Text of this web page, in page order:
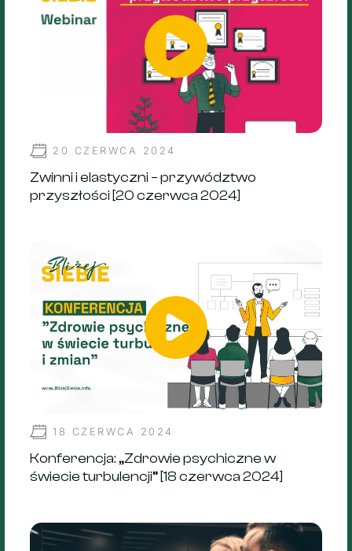
20 CZERWCA 2024
Zwinni i elastyczni – przywództwo
przyszłości [20 czerwca 2024]
18 CZERWCA 2024
Konferencja: „Zdrowie psychiczne w
świecie turbulencji” [18 czerwca 2024]